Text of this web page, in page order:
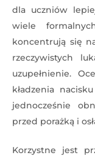
dla uczniów
wiele
koncentrują się
rzeczywistych
uzupełnienie.
kładzenia
jednocześnie
przed porażką i
Korzystne jest